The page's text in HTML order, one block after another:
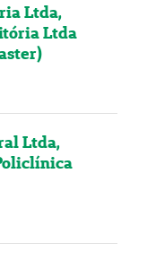
Ltda,
Ltda
Ltda,